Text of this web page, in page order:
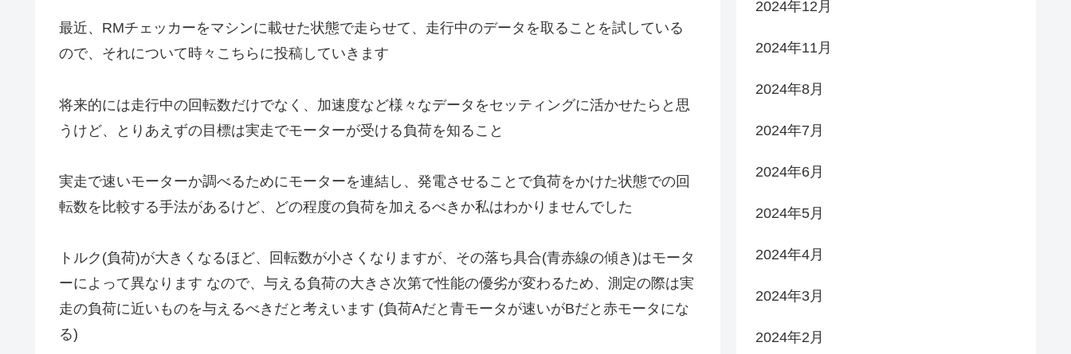
最近、RMチェッカーをマシンに載せた状態で走らせて、走行中のデータを取ることを試している
ので、それについて時々こちらに投稿していきます
将来的には走行中の回転数だけでなく、加速度など様々なデータをセッティングに活かせたらと思
うけど、とりあえずの目標は実走でモーターが受ける負荷を知ること
実走で速いモーターか調べるためにモーターを連結し、発電させることで負荷をかけた状態での回
転数を比較する手法があるけど、どの程度の負荷を加えるべきか私はわかりませんでした
トルク(負荷)が大きくなるほど、回転数が小さくなりますが、その落ち具合(青赤線の傾き)はモータ
ーによって異なります なので、与える負荷の大きさ次第で性能の優劣が変わるため、測定の際は実
走の負荷に近いものを与えるべきだと考えいます (負荷Aだと青モータが速いがBだと赤モータにな
る)
2024年12月
2024年11月
2024年8月
2024年7月
2024年6月
2024年5月
2024年4月
2024年3月
2024年2月